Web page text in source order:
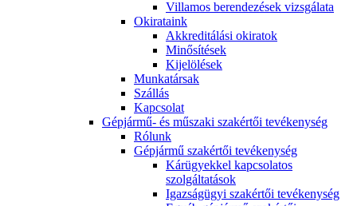
Villamos berendezések vizsgálata
Okirataink
Akkreditálási okiratok
Minősítések
Kijelölések
Munkatársak
Szállás
Kapcsolat
Gépjármű- és műszaki szakértői tevékenység
Rólunk
Gépjármű szakértői tevékenység
Kárügyekkel kapcsolatos
szolgáltatások
Igazságügyi szakértői tevékenység